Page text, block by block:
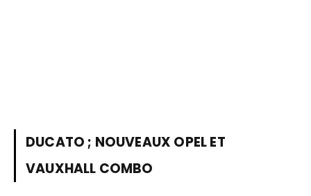
DUCATO ; NOUVEAUX OPEL ET
VAUXHALL COMBO